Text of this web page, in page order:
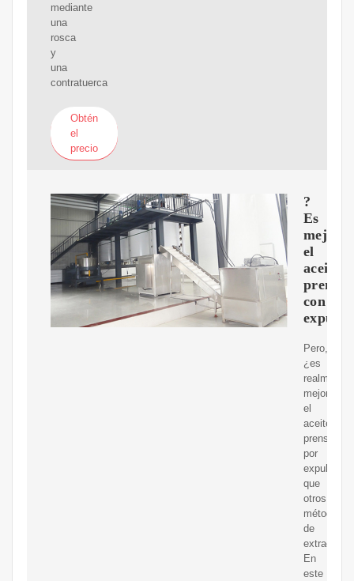
mediante
una
rosca
y
una
contratuerca
Obtén
el
precio
?
Es
mejor
el
aceite
con
Pero,
¿es
realmente
mejor
el
aceite
prensado
por
expulsor
que
otros
métodos
de
En
este